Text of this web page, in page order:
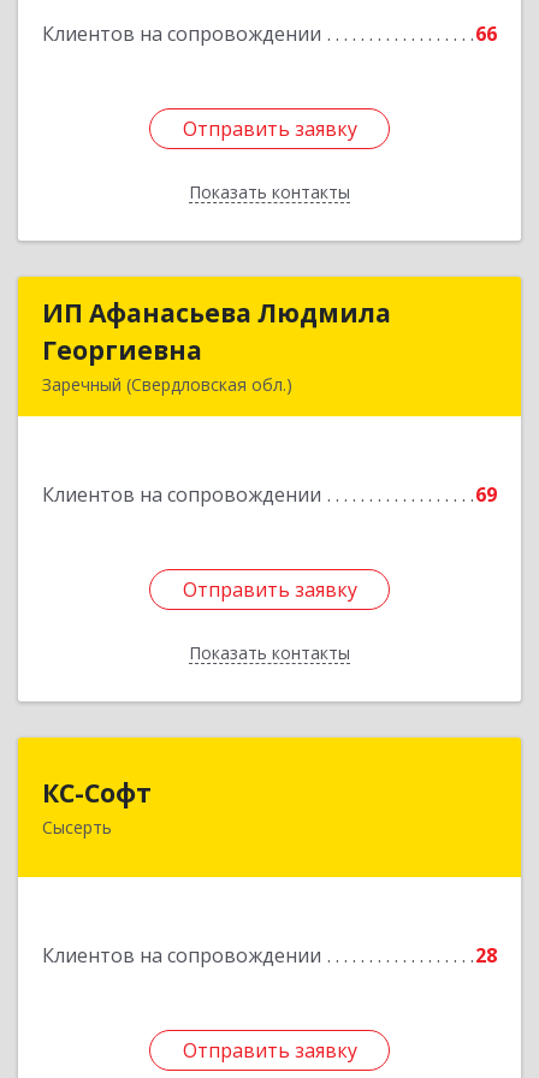
Клиентов на сопровождении 66
Отправить заявку
Показать контакты
Отправить заявку
Назад
ИП Афанасьева Людмила
Георгиевна
Заречный (Свердловская обл.)
Клиентов на сопровождении 69
Отправить заявку
Показать контакты
ИП Афанасьева Людмила
Подробнее
Отправить заявку
Назад
КС-Софт
Сысерть
Клиентов на сопровождении 28
Отправить заявку
624001, Свердловская обл, Сысертский р-н,
Отправить заявку